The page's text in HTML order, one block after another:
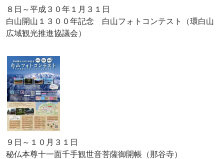
８日～平成３０年１月３１日
白山開山１３００年記念 白山フォトコンテスト（環白山
広域観光推進協議会）
９日～１０月３１日
秘仏本尊十一面千手観世音菩薩御開帳（那谷寺）